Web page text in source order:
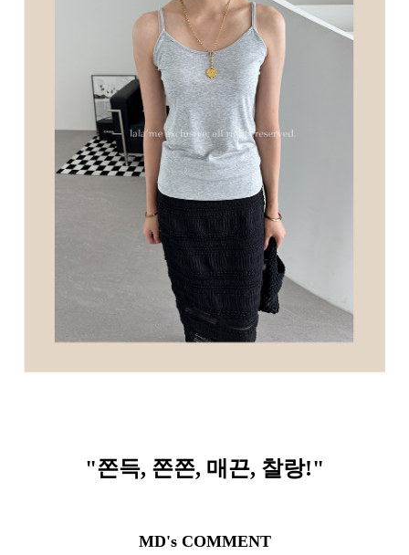
"쫀득, 쫀쫀, 매끈, 찰랑!"
MD's COMMENT